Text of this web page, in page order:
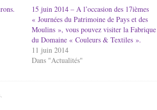
15 juin 2014 – A l’occasion des 17ièmes
« Journées du Patrimoine de Pays et des
Moulins », vous pouvez visiter la Fabrique
du Domaine « Couleurs & Textiles ».
11 juin 2014
Dans "Actualités"